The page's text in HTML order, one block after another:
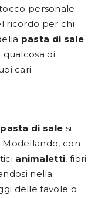
personale
ricordo per chi
pasta di sale
di
cari.
pasta di sale si
con
animaletti, fiori
nella
delle favole o